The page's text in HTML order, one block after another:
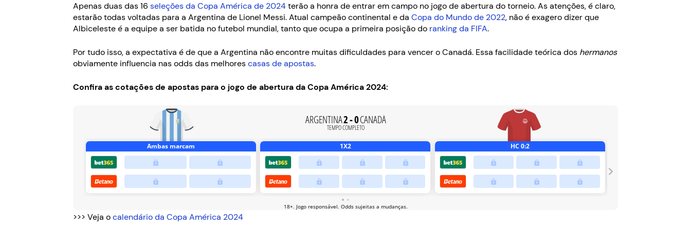
Apenas duas das 16 seleções da Copa América de 2024terão a honra de entrar em campo no jogo de abertura do torneio. As atenções, é claro,
estarão todas voltadas para a Argentina de Lionel Messi. Atual campeão continental e da Copa do Mundo de 2022, não é exagero dizer que
Albiceleste é a equipe a ser batida no futebol mundial, tanto que ocupa a primeira posição do ranking da FIFA.
Por tudo isso, a expectativa é de que a Argentina não encontre muitas dificuldades para vencer o Canadá. Essa facilidade teórica dos hermanos
obviamente influencia nas odds das melhorescasas de apostas.
Confira as cotações de apostas para o jogo de abertura da Copa América 2024:
>>> Veja ocalendário da Copa América 2024